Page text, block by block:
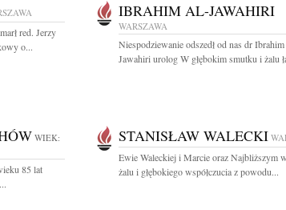
red. Jerzy
o...
IBRAHIM AL-JAWAHIRI
WARSZAWA
Niespodziewanie odszedł od nas dr
Jawahiri urolog W głębokim smutku i żalu
WIEK:
85 lat
STANISŁAW WALECKI
Ewie Waleckiej i Marcie oraz Najbliższym
żalu i głębokiego współczucia z powodu...